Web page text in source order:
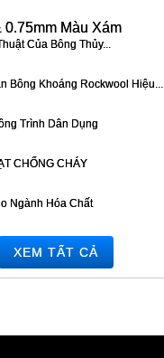
Màu Xám
Của Bông Thủy...
Bông Khoáng Rockwool Hiệu...
Trình Dân Dụng
CHỐNG CHÁY
Ngành Hóa Chất
Xem tất cả